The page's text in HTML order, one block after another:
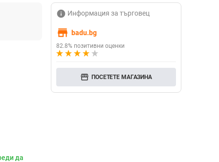
да
info Информация за търговец
store badu.bg
82.8% позитивни оценки
storefront ПОСЕТЕТЕ МАГАЗИНА